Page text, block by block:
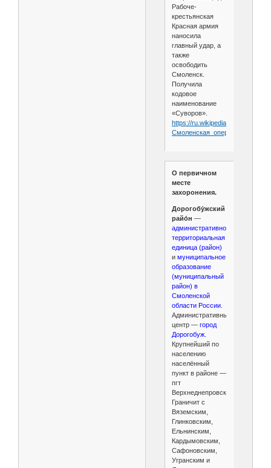
Рабоче-
крестьянская
Красная армия
наносила
главный удар, а
также
освободить
Смоленск.
Получила
кодовое
наименование
«Суворов».
https://ru.wikipedia.org/wiki/
Смоленская_операция_
О первичном
месте
захоронения.
Дорогобу́жский
райо́н —
административно-
территориальная
единица (район)
и муниципальное
образование
(муниципальный
район) в
Смоленской
области России.
Административный
центр — город
Дорогобуж.
Крупнейший по
населению
населённый
пункт в районе —
пгт
Верхнеднепровский.
Граничит с
Вяземским,
Глинковским,
Ельнинским,
Кардымовским,
Сафоновским,
Угранским и